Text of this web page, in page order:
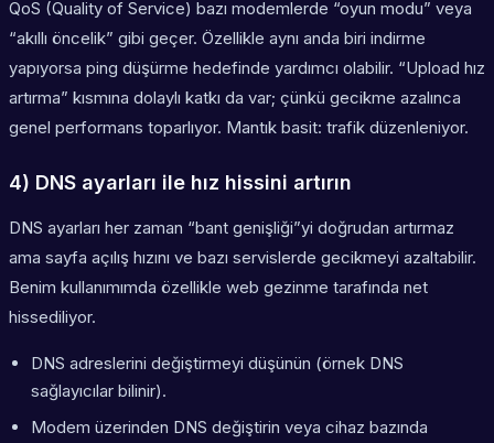
QoS (Quality of Service) bazı modemlerde “oyun modu” veya
“akıllı öncelik” gibi geçer. Özellikle aynı anda biri indirme
yapıyorsa ping düşürme hedefinde yardımcı olabilir. “Upload hız
artırma” kısmına dolaylı katkı da var; çünkü gecikme azalınca
genel performans toparlıyor. Mantık basit: trafik düzenleniyor.
4) DNS ayarları ile hız hissini artırın
DNS ayarları her zaman “bant genişliği”yi doğrudan artırmaz
ama sayfa açılış hızını ve bazı servislerde gecikmeyi azaltabilir.
Benim kullanımımda özellikle web gezinme tarafında net
hissediliyor.
DNS adreslerini değiştirmeyi düşünün (örnek DNS
sağlayıcılar bilinir).
Modem üzerinden DNS değiştirin veya cihaz bazında